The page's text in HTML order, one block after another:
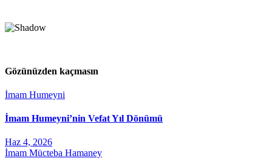
Gözünüzden kaçmasın
İmam Humeyni
İmam Humeyni’nin Vefat Yıl Dönümü
Haz 4, 2026
İmam Mücteba Hamaney